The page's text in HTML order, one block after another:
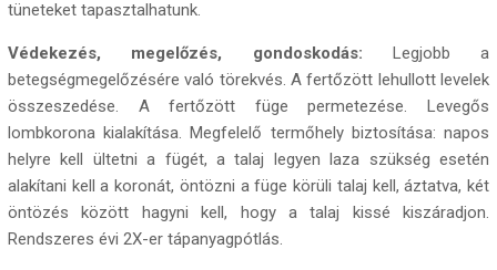
tüneteket tapasztalhatunk.
Védekezés, megelőzés, gondoskodás: Legjobb a
betegségmegelőzésére való törekvés. A fertőzött lehullott levelek
összeszedése. A fertőzött füge permetezése. Levegős
lombkorona kialakítása. Megfelelő termőhely biztosítása: napos
helyre kell ültetni a fügét, a talaj legyen laza szükség esetén
alakítani kell a koronát, öntözni a füge körüli talaj kell, áztatva, két
öntözés között hagyni kell, hogy a talaj kissé kiszáradjon.
Rendszeres évi 2X-er tápanyagpótlás.